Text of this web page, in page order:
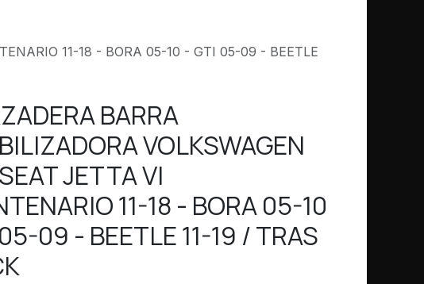
11-18 - BORA 05-10 - GTI 05-09 - BEETLE
BARRA
VOLKSWAGEN
JETTA VI
11-18 - BORA 05-10
09 - BEETLE 11-19 / TRAS